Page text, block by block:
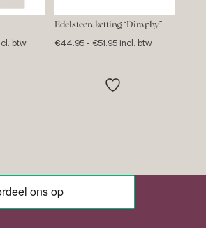
btw
Edelsteen ketting “Dimphy”
€44.95 - €51.95Prijsklasse:
tot
incl. btw